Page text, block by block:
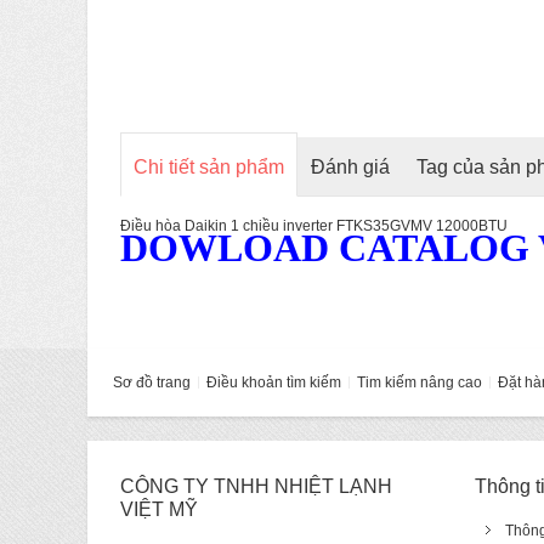
Chi tiết sản phẩm Đánh giá Tag của sản
Điều hòa Daikin 1 chiều inverter FTKS35GVMV 12000BTU
DOWLOAD
Sơ đồ trang Điều khoản tìm kiếm Tim kiếm nâng cao Đặt
CÔNG TY TNHH NHIỆT LẠNH
VIỆT MỸ
Thông